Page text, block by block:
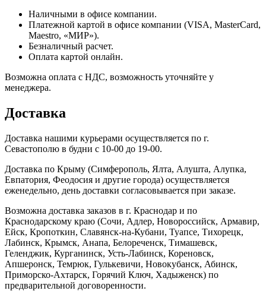
Наличными в офисе компании.
Платежной картой в офисе компании (VISA, MasterCard,
Maestro, «МИР»).
Безналичный расчет.
Оплата картой онлайн.
Возможна оплата с НДС, возможность уточняйте у
менеджера.
Доставка
Доставка нашими курьерами осуществляется по г.
Севастополю в будни с 10-00 до 19-00.
Доставка по Крыму (Симферополь, Ялта, Алушта, Алупка,
Евпатория, Феодосия и другие города) осуществляется
еженедельно, день доставки согласовывается при заказе.
Возможна доставка заказов в г. Краснодар и по
Краснодарскому краю (Сочи, Адлер, Новороссийск, Армавир,
Ейск, Кропоткин, Славянск-на-Кубани, Туапсе, Тихорецк,
Лабинск, Крымск, Анапа, Белореченск, Тимашевск,
Геленджик, Курганинск, Усть-Лабинск, Кореновск,
Апшеронск, Темрюк, Гулькевичи, Новокубанск, Абинск,
Приморско-Ахтарск, Горячий Ключ, Хадыженск) по
предварительной договоренности.